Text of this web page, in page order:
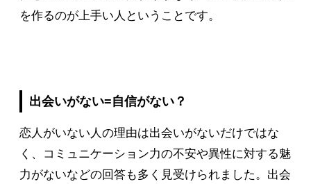
を作るのが上手い人ということです。
出会いがない=自信がない？
恋人がいない人の理由は出会いがないだけではな
く、コミュニケーション力の不安や異性に対する魅
力がないなどの回答も多く見受けられました。出会